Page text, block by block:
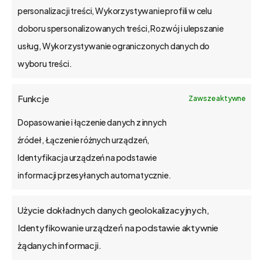
personalizacji treści, Wykorzystywanie profili w celu
doboru spersonalizowanych treści, Rozwój i ulepszanie
usług, Wykorzystywanie ograniczonych danych do
wyboru treści.
Funkcje Zawsze aktywne
Dopasowanie i łączenie danych z innych
źródeł, Łączenie różnych urządzeń,
Identyfikacja urządzeń na podstawie
informacji przesyłanych automatycznie.
Użycie dokładnych danych geolokalizacyjnych,
Identyfikowanie urządzeń na podstawie aktywnie
żądanych informacji.
tel. 61 848 44 23
bs4@bs4.io
Jak wdrażamy
API
Blog
Kontakt